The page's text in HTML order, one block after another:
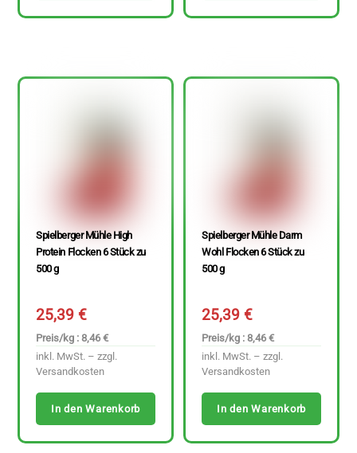
Spielberger Mühle High
Protein Flocken 6 Stück zu
500 g
25,39€
Preis/kg : 8,46 €
inkl. MwSt. – zzgl.
Versandkosten
In den Warenkorb
Spielberger Mühle Darm
Wohl Flocken 6 Stück zu
500 g
25,39€
Preis/kg : 8,46 €
inkl. MwSt. – zzgl.
Versandkosten
In den Warenkorb